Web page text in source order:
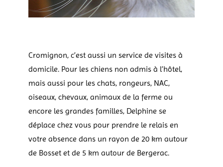
Cromignon, c’est aussi un service de visites à
domicile. Pour les chiens non admis à l’hôtel,
mais aussi pour les chats, rongeurs, NAC,
oiseaux, chevaux, animaux de la ferme ou
encore les grandes familles, Delphine se
déplace chez vous pour prendre le relais en
votre absence dans un rayon de 20 km autour
de Bosset et de 5 km autour de Bergerac.